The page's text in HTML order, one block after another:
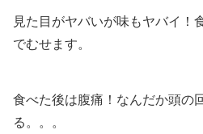
見た目がヤバいが味もヤバイ！
でむせます。
食べた後は腹痛！なんだか頭の
る。。。